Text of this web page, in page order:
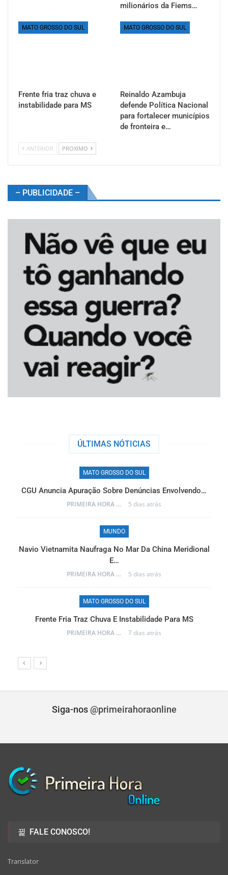
milionários da Fiems…
MATO GROSSO DO SUL
Frente fria traz chuva e
instabilidade para MS
MATO GROSSO DO SUL
Reinaldo Azambuja
defende Política Nacional
para fortalecer municípios
de fronteira e…
ANTERIOR PROXIMO
– PUBLICIDADE –
ÚLTIMAS NÓTICIAS
MATO GROSSO DO SUL
CGU Anuncia Apuração Sobre Denúncias Envolvendo…
PRIMEIRA HORA ONLINE 5 dias atrás
MUNDO
Navio Vietnamita Naufraga No Mar Da China Meridional
E…
PRIMEIRA HORA ONLINE 5 dias atrás
MATO GROSSO DO SUL
Frente Fria Traz Chuva E Instabilidade Para MS
PRIMEIRA HORA ONLINE 7 dias atrás
Siga-nos @primeirahoraonline
FALE CONOSCO!
Translator